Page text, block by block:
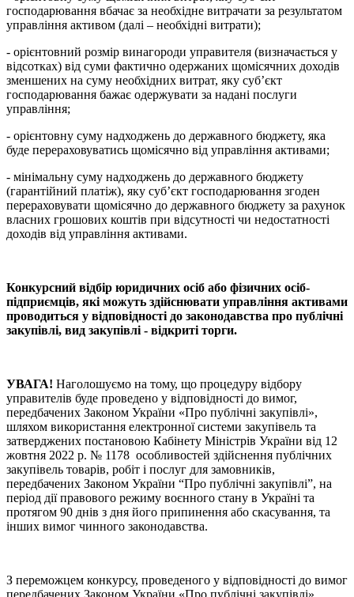
господарювання вбачає за необхідне витрачати за результатом
управління активом (далі – необхідні витрати);
- орієнтовний розмір винагороди управителя (визначається у
відсотках) від суми фактично одержаних щомісячних доходів
зменшених на суму необхідних витрат, яку суб’єкт
господарювання бажає одержувати за надані послуги
управління;
- орієнтовну суму надходжень до державного бюджету, яка
буде перераховуватись щомісячно від управління активами;
- мінімальну суму надходжень до державного бюджету
(гарантійний платіж), яку суб’єкт господарювання згоден
перераховувати щомісячно до державного бюджету за рахунок
власних грошових коштів при відсутності чи недостатності
доходів від управління активами.
Конкурсний відбір юридичних осіб або фізичних осіб-
підприємців, які можуть здійснювати управління активами
проводиться у відповідності до законодавства про публічні
закупівлі, вид закупівлі - відкриті торги.
УВАГА! Наголошуємо на тому, що процедуру відбору
управителів буде проведено у відповідності до вимог,
передбачених Законом України «Про публічні закупівлі»,
шляхом використання електронної системи закупівель та
затверджених постановою Кабінету Міністрів України від 12
жовтня 2022 р. № 1178 особливостей здійснення публічних
закупівель товарів, робіт і послуг для замовників,
передбачених Законом України “Про публічні закупівлі”, на
період дії правового режиму воєнного стану в Україні та
протягом 90 днів з дня його припинення або скасування, та
інших вимог чинного законодавства.
З переможцем конкурсу, проведеного у відповідності до вимог
передбачених Законом України «Про публічні закупівлі»,